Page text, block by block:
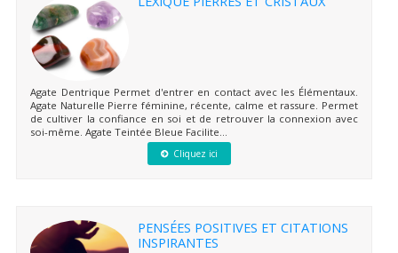
Agate Dentrique Permet d'entrer en contact avec les Élémentaux.
Agate Naturelle Pierre féminine, récente, calme et rassure. Permet
de cultiver la confiance en soi et de retrouver la connexion avec
soi-même. Agate Teintée Bleue Facilite...
Cliquez ici
PENSÉES POSITIVES ET CITATIONS
INSPIRANTES